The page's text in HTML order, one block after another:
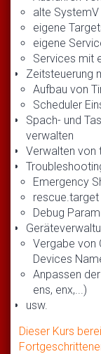
alte
eigene
eigene
Services mit
Zeitsteuerung
Aufbau von
Scheduler
Spach- und
verwalten
Verwalten von
Emergency
rescue.target
Debug
Vergabe von
Devices
Anpassen
ens, enx,...)
usw.
Dieser Kurs